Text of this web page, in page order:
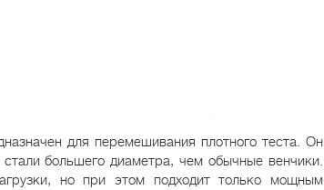
для перемешивания плотного теста. Он
большего диаметра, чем обычные венчики.
но при этом подходит только мощным